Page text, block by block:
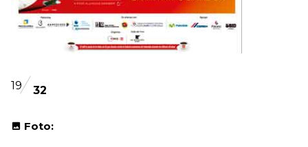
19 32
Foto: